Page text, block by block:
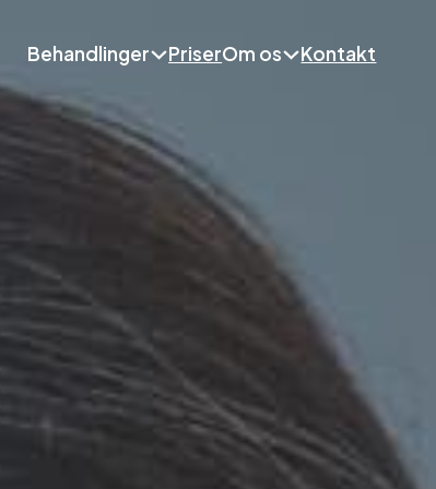
Behandlinger PriserOm os Kontakt